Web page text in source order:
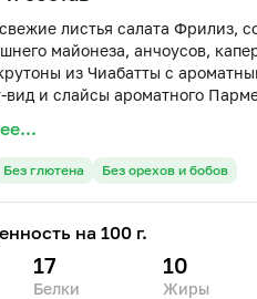
листья салата Фрилиз,
майонеза, анчоусов,
из Чиабатты с
вид и слайсы ароматного
Без глютена Без орехов и бобов
на 100 г.
17
Белки
10
Жиры